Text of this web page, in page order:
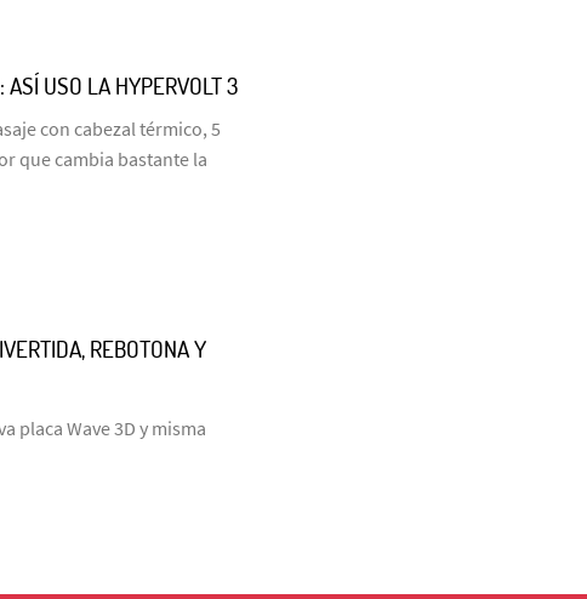
ASÍ USO LA HYPERVOLT 3
con cabezal térmico, 5
que cambia bastante la
REBOTONA Y
placa Wave 3D y misma